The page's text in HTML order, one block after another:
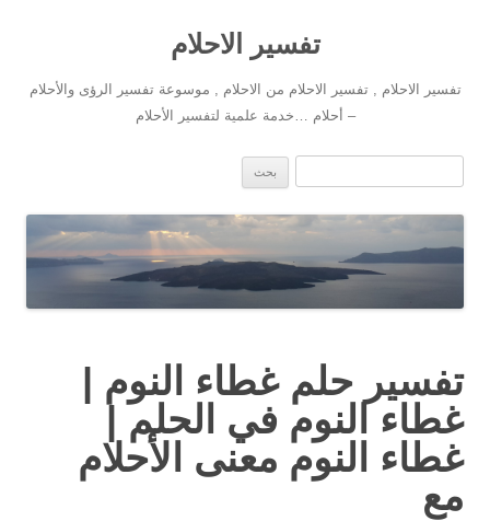
تفسير الاحلام
تفسير الاحلام , تفسير الاحلام من الاحلام , موسوعة تفسير الرؤى والأحلام
– أحلام …خدمة علمية لتفسير الأحلام
انتقل إلى المحتوى
تفسير حلم غطاء النوم |
غطاء النوم في الحلم |
غطاء النوم معنى الأحلام
مع